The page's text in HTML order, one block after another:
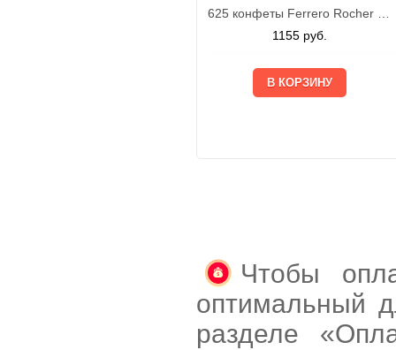
625 конфеты Ferrero Rocher 200г
1155 руб.
Чтобы
оптимальный
разделе